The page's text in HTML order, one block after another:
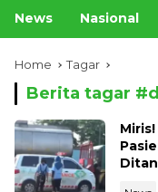
News Nasional
Home Tagar
Berita tagar #